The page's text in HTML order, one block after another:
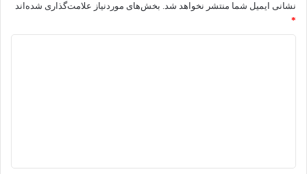
نشانی ایمیل شما منتشر نخواهد شد. بخش‌های موردنیاز علامت‌گذاری شده‌اند
*
*